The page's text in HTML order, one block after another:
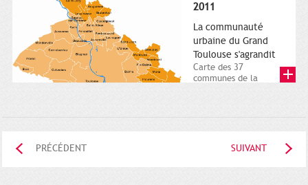
Charles-de-Gaulle.
2011
La communauté
urbaine du Grand
Toulouse s'agrandit
Carte des 37
communes de la
PRÉCÉDENT SUIVANT